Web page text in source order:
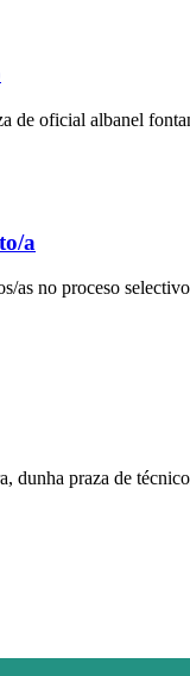
de oficial albanel
a
no proceso
praza de
de enxeñeiro/a de